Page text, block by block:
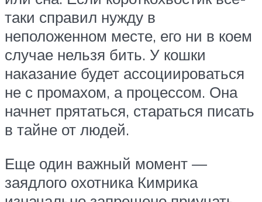
таки справил нужду в
неположенном месте, его ни в коем
случае нельзя бить. У кошки
наказание будет ассоциироваться
не с промахом, а процессом. Она
начнет прятаться, стараться писать
в тайне от людей.
Еще один важный момент —
заядлого охотника Кимрика